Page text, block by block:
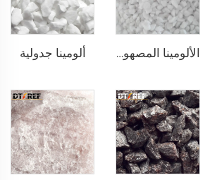
الألومينا المصهورة البيضاء ألومينا جدولية